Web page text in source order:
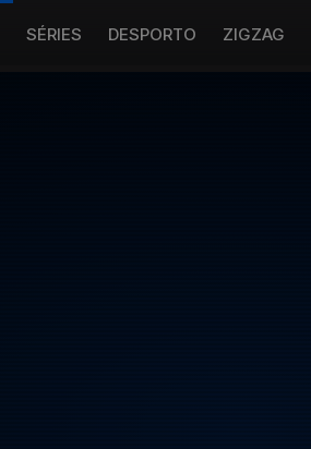
SÉRIES DESPORTO ZIGZAG